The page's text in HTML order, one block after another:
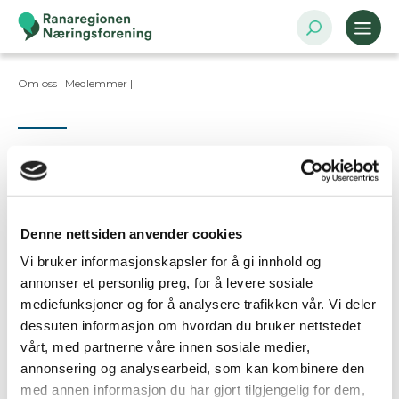
Denne nettsiden anvender cookies
Vi bruker informasjonskapsler for å gi innhold og
annonser et personlig preg, for å levere sosiale
mediefunksjoner og for å analysere trafikken vår. Vi deler
dessuten informasjon om hvordan du bruker nettstedet
vårt, med partnerne våre innen sosiale medier,
annonsering og analysearbeid, som kan kombinere den
med annen informasjon du har gjort tilgjengelig for dem,
Om oss | Medlemmer |
Ta kontakt
Er dette din bedriftsprofil?
Klikk her for å be om redigeringstilgang